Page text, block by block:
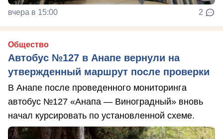
вчера в 15:00 2
Общество
Автобус №127 в Анапе вернули на
утвержденный маршрут после проверки
В Анапе после проведенного мониторинга
автобус №127 «Анапа — Виноградный» вновь
начал курсировать по установленной схеме.